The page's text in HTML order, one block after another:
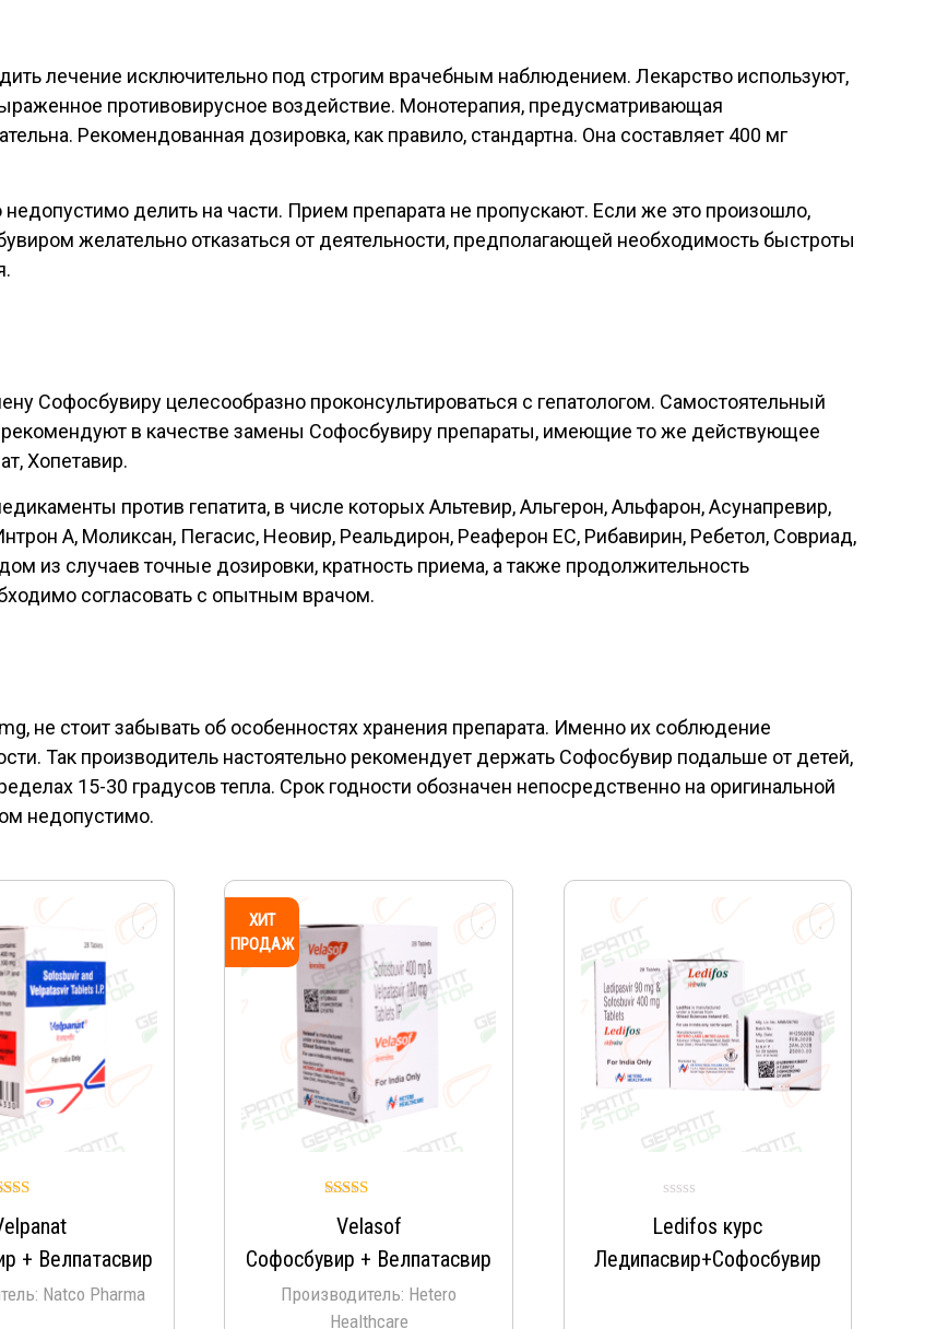
лечение исключительно под строгим врачебным наблюдением. Лекарство используют,
противовирусное воздействие. Монотерапия, предусматривающая
Рекомендованная дозировка, как правило, стандартна. Она составляет 400 мг
делить на части. Прием препарата не пропускают. Если же это произошло,
желательно отказаться от деятельности, предполагающей необходимость быстроты
Софосбувиру целесообразно проконсультироваться с гепатологом. Самостоятельный
рекомендуют в качестве замены Софосбувиру препараты, имеющие то же действующее
Хопетавир.
против гепатита, в числе которых Альтевир, Альгерон, Альфарон, Асунапревир,
А, Моликсан, Пегасис, Неовир, Реальдирон, Реаферон ЕС, Рибавирин, Ребетол, Совриад,
из случаев точные дозировки, кратность приема, а также продолжительность
согласовать с опытным врачом.
не стоит забывать об особенностях хранения препарата. Именно их соблюдение
Так производитель настоятельно рекомендует держать Софосбувир подальше от детей,
15-30 градусов тепла. Срок годности обозначен непосредственно на оригинальной
недопустимо.
4.96
из 5
+ Велпатасвир
Natco Pharma
ХИТ
ПРОДАЖ
5.00
из 5
Velasof
Софосбувир + Велпатасвир
Производитель: Hetero
Healthcare
Ledifos курс
Ледипасвир+Софосбувир